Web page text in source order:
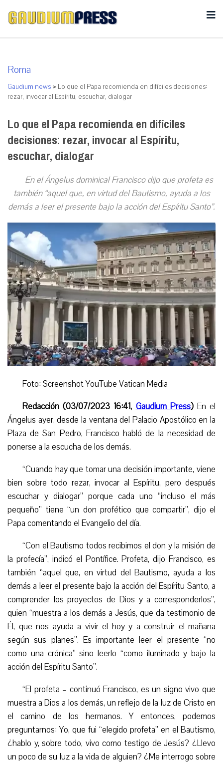
Roma
Gaudium news > Lo que el Papa recomienda en difíciles decisiones:
rezar, invocar al Espíritu, escuchar, dialogar
Lo que el Papa recomienda en difíciles
decisiones: rezar, invocar al Espíritu,
escuchar, dialogar
En el Ángelus dominical Francisco dijo que profeta es
también “aquel que, en virtud del Bautismo, ayuda a los
demás a leer el presente bajo la acción del Espíritu Santo”.
Foto: Screenshot YouTube Vatican Media
Redacción (03/07/2023 16:41, Gaudium Press) En el
Ángelus ayer, desde la ventana del Palacio Apostólico en la
Plaza de San Pedro, Francisco habló de la necesidad de
ponerse a la escucha de los demás.
“Cuando hay que tomar una decisión importante, viene
bien sobre todo rezar, invocar al Espíritu, pero después
escuchar y dialogar” porque cada uno “incluso el más
pequeño” tiene “un don profético que compartir”, dijo el
Papa comentando el Evangelio del día.
“Con el Bautismo todos recibimos el don y la misión de
la profecía”, indicó el Pontífice. Profeta, dijo Francisco, es
también “aquel que, en virtud del Bautismo, ayuda a los
demás a leer el presente bajo la acción del Espíritu Santo, a
comprender los proyectos de Dios y a corresponderlos”,
quien “muestra a los demás a Jesús, que da testimonio de
Él, que nos ayuda a vivir el hoy y a construir el mañana
según sus planes”. Es importante leer el presente “no
como una crónica” sino leerlo “como iluminado y bajo la
acción del Espíritu Santo”.
“El profeta – continuó Francisco, es un signo vivo que
muestra a Dios a los demás, un reflejo de la luz de Cristo en
el camino de los hermanos. Y entonces, podemos
preguntarnos: Yo, que fui “elegido profeta” en el Bautismo,
¿hablo y, sobre todo, vivo como testigo de Jesús? ¿Llevo
un poco de su luz a la vida de alguien? ¿Me interrogo sobre